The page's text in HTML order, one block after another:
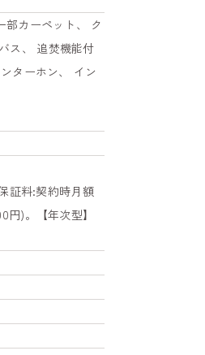
部カーペット、 ク
ス、 追焚機能付
ターホン、 イン
証料:契約時月額
)。【年次型】